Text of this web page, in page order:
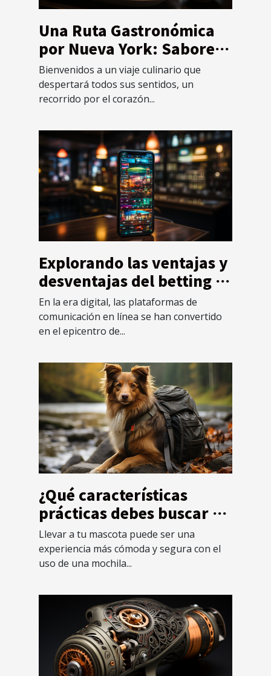
Una Ruta Gastronómica
por Nueva York: Sabores
del Mundo en un Solo
Lugar
Bienvenidos a un viaje culinario que
despertará todos sus sentidos, un
recorrido por el corazón...
Explorando las ventajas y
desventajas del betting a
través de plataformas de
comunicación en línea
En la era digital, las plataformas de
comunicación en línea se han convertido
en el epicentro de...
¿Qué características
prácticas debes buscar en
una mochila diseñada
específicamente para
mascotas ?
Llevar a tu mascota puede ser una
experiencia más cómoda y segura con el
uso de una mochila...